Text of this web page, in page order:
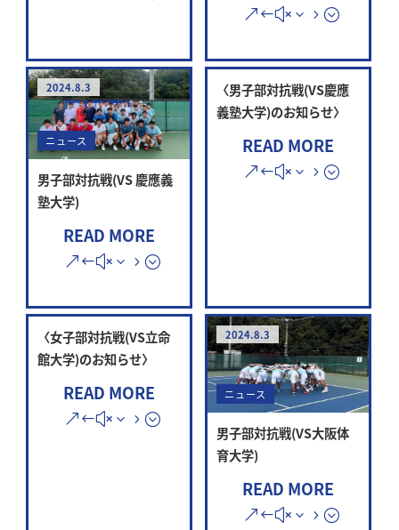
2024.8.3
ニュース
男子部対抗戦(VS 慶應義
塾大学)
READ MORE
〈男子部対抗戦(VS慶應
義塾大学)のお知らせ〉
READ MORE
〈女子部対抗戦(VS立命
館大学)のお知らせ〉
READ MORE
2024.8.3
ニュース
男子部対抗戦(VS大阪体
育大学)
READ MORE